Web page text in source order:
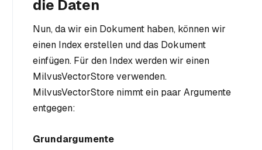
die Daten
Nun, da wir ein Dokument haben, können wir
einen Index erstellen und das Dokument
einfügen. Für den Index werden wir einen
MilvusVectorStore verwenden.
MilvusVectorStore nimmt ein paar Argumente
entgegen:
Grundargumente